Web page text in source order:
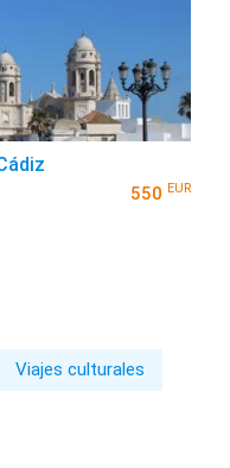
550 EUR
Viajes culturales